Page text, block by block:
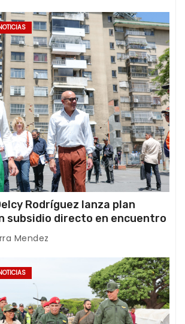
Rodríguez lanza plan
subsidio directo en encuentro
Condominio
Mendez